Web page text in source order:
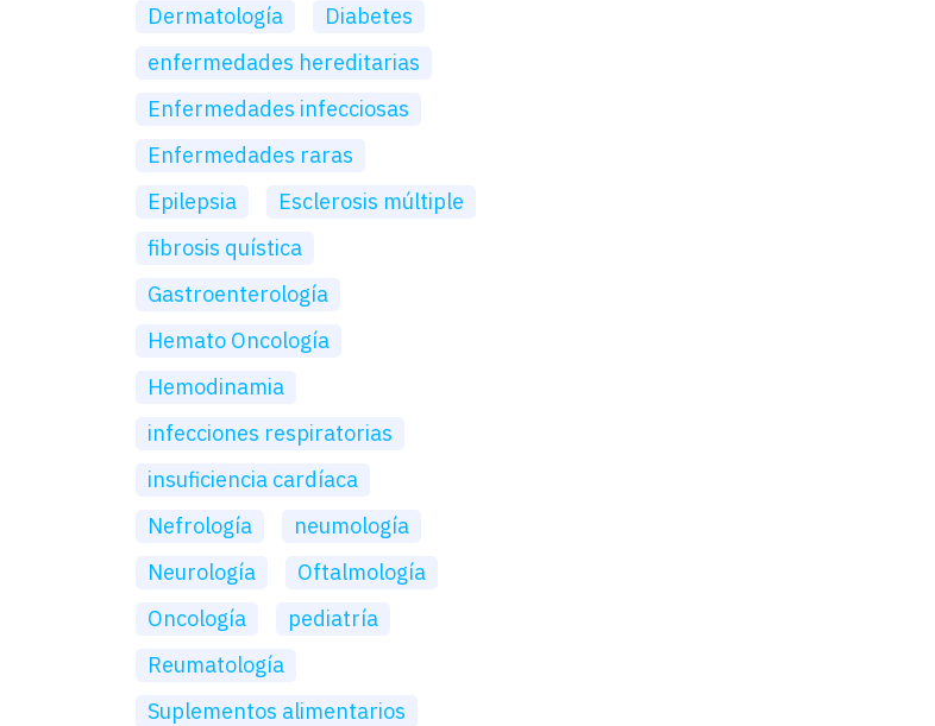
Dermatología
Diabetes
enfermedades hereditarias
Enfermedades infecciosas
Enfermedades raras
Epilepsia
Esclerosis múltiple
fibrosis quística
Gastroenterología
Hemato Oncología
Hemodinamia
infecciones respiratorias
insuficiencia cardíaca
Nefrología
neumología
Neurología
Oftalmología
Oncología
pediatría
Reumatología
Suplementos alimentarios